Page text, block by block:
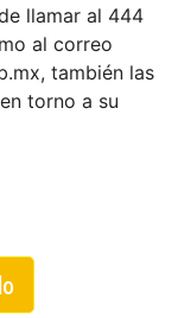
llamar al 444
al correo
también las
torno a su